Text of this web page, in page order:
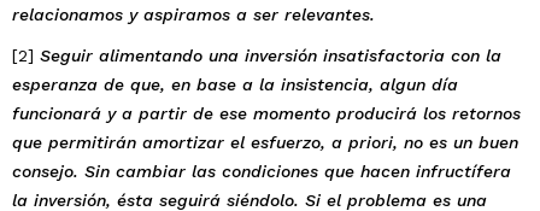
relacionamos y aspiramos a ser relevantes.
[2] Seguir alimentando una inversión insatisfactoria con la
esperanza de que, en base a la insistencia, algun día
funcionará y a partir de ese momento producirá los retornos
que permitirán amortizar el esfuerzo, a priori, no es un buen
consejo. Sin cambiar las condiciones que hacen infructífera
la inversión, ésta seguirá siéndolo. Si el problema es una